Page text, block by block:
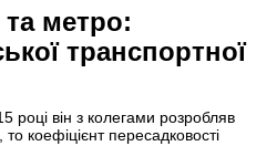
та метро:
транспортної
році він з колегами розробляв
коефіцієнт пересадковості